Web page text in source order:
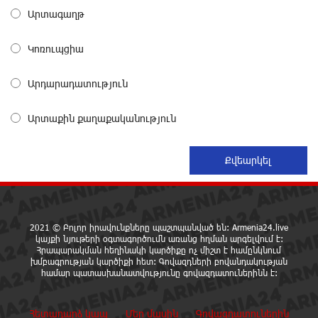
իրավիճակին
«Շտապ հաստատեք քարտի տվյալները»․ IDBank-ը
Մհեր Անանյանն ընդգրկվել է Յունիբանկի
Վարչության կազմում
Արտագաղթ
Կոռուպցիա
Արդարադատություն
Արտաքին քաղաքականություն
2021 © Բոլոր իրավունքները պաշտպանված են: Armenia24.live
կայքի նյութերի օգտագործումն առանց հղման արգելվում է:
Հրապարակման հեղինակի կարծիքը ոչ միշտ է համընկնում
խմբագրության կարծիքի հետ: Գովազդների բովանդակության
համար պատասխանատվությունը գովազդատուներինն է:
Հետադարձ կապ Մեր մասին Գովազդատուներին